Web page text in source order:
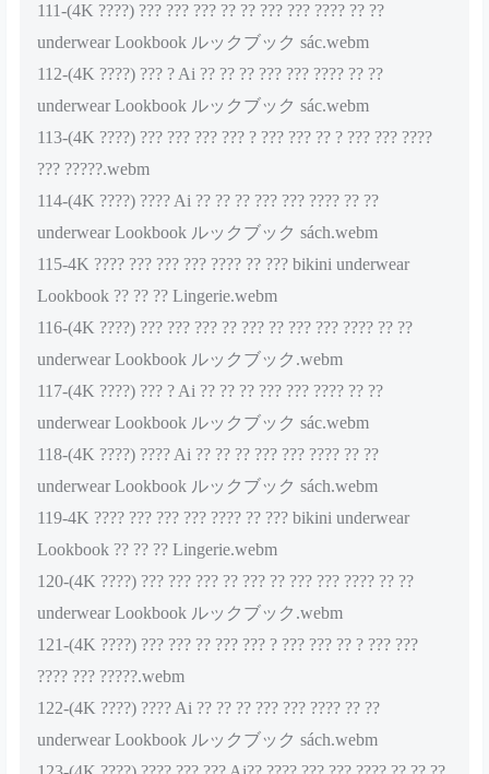
111-(4K ????) ??? ??? ??? ?? ?? ??? ??? ???? ?? ??
underwear Lookbook ルックブック sác.webm
112-(4K ????) ??? ? Ai ?? ?? ?? ??? ??? ???? ?? ??
underwear Lookbook ルックブック sác.webm
113-(4K ????) ??? ??? ??? ??? ? ??? ??? ?? ? ??? ??? ????
??? ?????.webm
114-(4K ????) ???? Ai ?? ?? ?? ??? ??? ???? ?? ??
underwear Lookbook ルックブック sách.webm
115-4K ???? ??? ??? ??? ???? ?? ??? bikini underwear
Lookbook ?? ?? ?? Lingerie.webm
116-(4K ????) ??? ??? ??? ?? ??? ?? ??? ??? ???? ?? ??
underwear Lookbook ルックブック.webm
117-(4K ????) ??? ? Ai ?? ?? ?? ??? ??? ???? ?? ??
underwear Lookbook ルックブック sác.webm
118-(4K ????) ???? Ai ?? ?? ?? ??? ??? ???? ?? ??
underwear Lookbook ルックブック sách.webm
119-4K ???? ??? ??? ??? ???? ?? ??? bikini underwear
Lookbook ?? ?? ?? Lingerie.webm
120-(4K ????) ??? ??? ??? ?? ??? ?? ??? ??? ???? ?? ??
underwear Lookbook ルックブック.webm
121-(4K ????) ??? ??? ?? ??? ??? ? ??? ??? ?? ? ??? ???
???? ??? ?????.webm
122-(4K ????) ???? Ai ?? ?? ?? ??? ??? ???? ?? ??
underwear Lookbook ルックブック sách.webm